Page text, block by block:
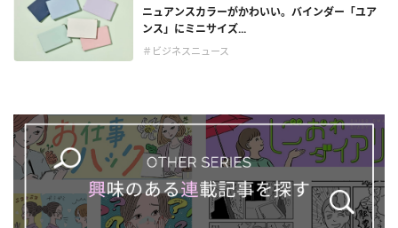
ニュアンスカラーがかわいい。バインダー「ユア
ンス」にミニサイズ...
＃ビジネスニュース